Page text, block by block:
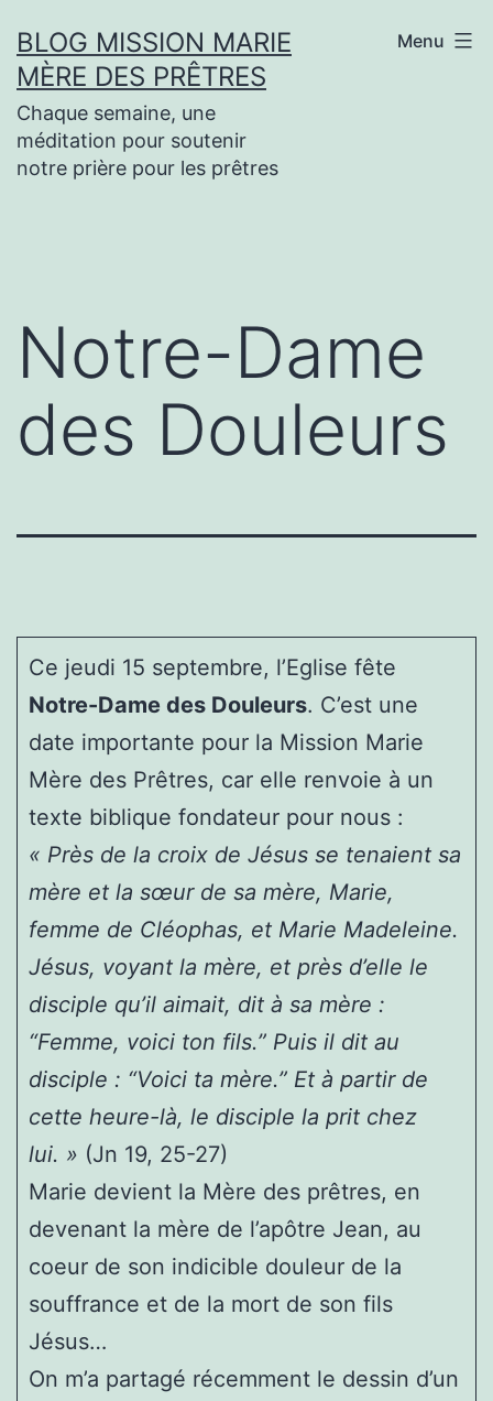
au
contenu
BLOG MISSION MARIE
MÈRE DES PRÊTRES
Chaque semaine, une
méditation pour soutenir
notre prière pour les prêtres
Menu
Notre-Dame
des Douleurs
Ce jeudi 15 septembre, l’Eglise fête
Notre-Dame des Douleurs. C’est une
date importante pour la Mission Marie
Mère des Prêtres, car elle renvoie à un
texte biblique fondateur pour nous :
« Près de la croix de Jésus se tenaient sa
mère et la sœur de sa mère, Marie,
femme de Cléophas, et Marie Madeleine.
Jésus, voyant la mère, et près d’elle le
disciple qu’il aimait, dit à sa mère :
“Femme, voici ton fils.” Puis il dit au
disciple : “Voici ta mère.” Et à partir de
cette heure-là, le disciple la prit chez
lui. » (Jn 19, 25-27)
Marie devient la Mère des prêtres, en
devenant la mère de l’apôtre Jean, au
coeur de son indicible douleur de la
souffrance et de la mort de son fils
Jésus…
On m’a partagé récemment le dessin d’un